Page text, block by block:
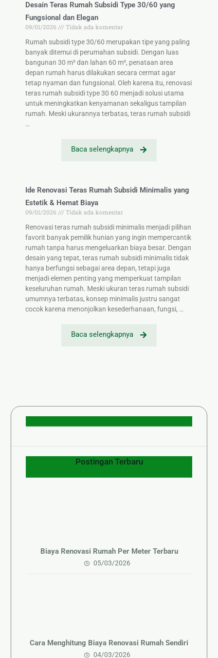
Desain Teras Rumah Subsidi Type 30/60 yang
Fungsional dan Elegan
09/01/2026
Tidak ada komentar
Rumah subsidi type 30/60 merupakan tipe yang paling
banyak ditemui di perumahan subsidi. Dengan luas
bangunan 30 m² dan lahan 60 m², penataan area
depan rumah harus dilakukan secara cermat agar
tetap nyaman dan fungsional. Oleh karena itu, renovasi
teras rumah subsidi type 30 60 menjadi solusi utama
untuk meningkatkan kenyamanan sekaligus tampilan
rumah. Meski ukurannya terbatas, teras rumah subsidi
…
Baca selengkapnya
Ide Renovasi Teras Rumah Subsidi Minimalis yang
Estetik & Hemat Biaya
09/01/2026
Tidak ada komentar
Renovasi teras rumah subsidi minimalis menjadi pilihan
favorit banyak pemilik hunian yang ingin mempercantik
rumah tanpa harus mengeluarkan biaya besar. Dengan
desain yang tepat, teras rumah subsidi minimalis tidak
hanya berfungsi sebagai area depan, tetapi juga
menjadi elemen penting yang memperkuat tampilan
keseluruhan rumah. Meski ukuran teras rumah subsidi
umumnya terbatas, konsep minimalis justru sangat
cocok karena menonjolkan kesederhanaan, fungsi, …
Baca selengkapnya
Postingan Terbaru
Biaya Renovasi Rumah Per Meter Terbaru
05/03/2026
Cara Menghitung Biaya Renovasi Rumah Sendiri
04/03/2026